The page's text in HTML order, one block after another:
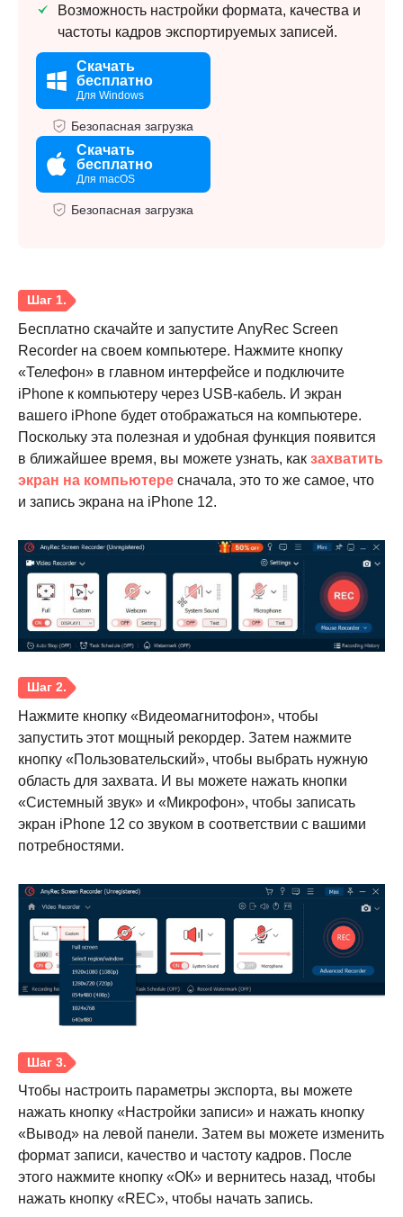
Возможность настройки формата, качества и
частоты кадров экспортируемых записей.
Скачать
бесплатно
Для Windows
Безопасная загрузка
Скачать
бесплатно
Для macOS
Безопасная загрузка
Шаг 1.
Бесплатно скачайте и запустите AnyRec Screen
Recorder на своем компьютере. Нажмите кнопку
«Телефон» в главном интерфейсе и подключите
iPhone к компьютеру через USB-кабель. И экран
вашего iPhone будет отображаться на компьютере.
Поскольку эта полезная и удобная функция появится
в ближайшее время, вы можете узнать, как захватить
экран на компьютере сначала, это то же самое, что
и запись экрана на iPhone 12.
Нажмите кнопку «Видеомагнитофон», чтобы
запустить этот мощный рекордер. Затем нажмите
кнопку «Пользовательский», чтобы выбрать нужную
область для захвата. И вы можете нажать кнопки
«Системный звук» и «Микрофон», чтобы записать
экран iPhone 12 со звуком в соответствии с вашими
потребностями.
Чтобы настроить параметры экспорта, вы можете
нажать кнопку «Настройки записи» и нажать кнопку
«Вывод» на левой панели. Затем вы можете изменить
формат записи, качество и частоту кадров. После
этого нажмите кнопку «ОК» и вернитесь назад, чтобы
нажать кнопку «REC», чтобы начать запись.